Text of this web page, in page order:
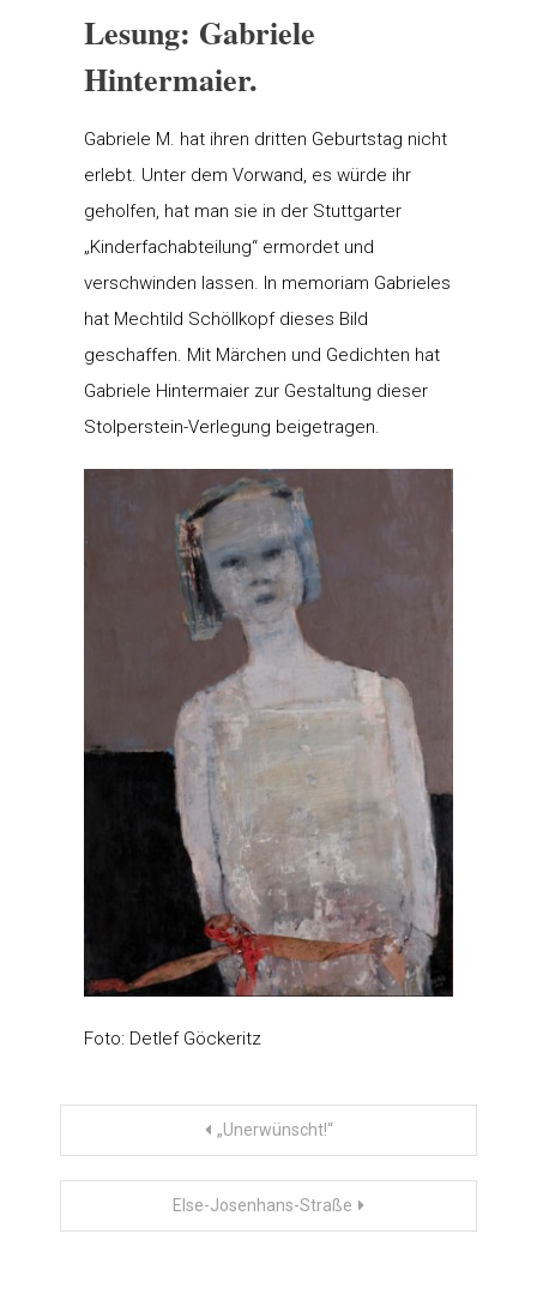
Lesung: Gabriele
Hintermaier.
Gabriele M. hat ihren dritten Geburtstag nicht
erlebt. Unter dem Vorwand, es würde ihr
geholfen, hat man sie in der Stuttgarter
„Kinderfachabteilung“ ermordet und
verschwinden lassen. In memoriam Gabrieles
hat Mechtild Schöllkopf dieses Bild
geschaffen. Mit Märchen und Gedichten hat
Gabriele Hintermaier zur Gestaltung dieser
Stolperstein-Verlegung beigetragen.
Foto: Detlef Göckeritz
Beitragsnavigation
„Unerwünscht!“
Else-Josenhans-Straße